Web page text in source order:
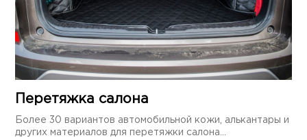
Перетяжка салона
Более 30 вариантов автомобильной кожи, алькантары и
других материалов для перетяжки салона...